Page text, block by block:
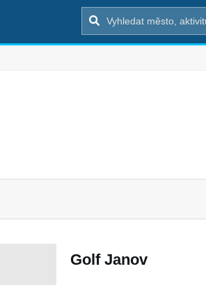
Golf Janov